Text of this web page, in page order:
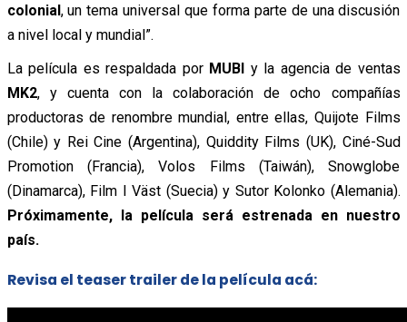
colonial, un tema universal que forma parte de una discusión
a nivel local y mundial”.
La película es respaldada por MUBI y la agencia de ventas
MK2, y cuenta con la colaboración de ocho compañías
productoras de renombre mundial, entre ellas, Quijote Films
(Chile) y Rei Cine (Argentina), Quiddity Films (UK), Ciné-Sud
Promotion (Francia), Volos Films (Taiwán), Snowglobe
(Dinamarca), Film I Väst (Suecia) y Sutor Kolonko (Alemania).
Próximamente, la película será estrenada en nuestro
país.
Revisa el teaser trailer de la película acá: